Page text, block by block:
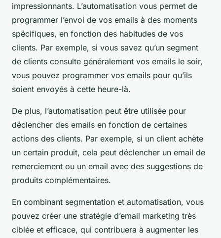
impressionnants. L’automatisation vous permet de
programmer l’envoi de vos emails à des moments
spécifiques, en fonction des habitudes de vos
clients. Par exemple, si vous savez qu’un segment
de clients consulte généralement vos emails le soir,
vous pouvez programmer vos emails pour qu’ils
soient envoyés à cette heure-là.
De plus, l’automatisation peut être utilisée pour
déclencher des emails en fonction de certaines
actions des clients. Par exemple, si un client achète
un certain produit, cela peut déclencher un email de
remerciement ou un email avec des suggestions de
produits complémentaires.
En combinant segmentation et automatisation, vous
pouvez créer une stratégie d’email marketing très
ciblée et efficace, qui contribuera à augmenter les